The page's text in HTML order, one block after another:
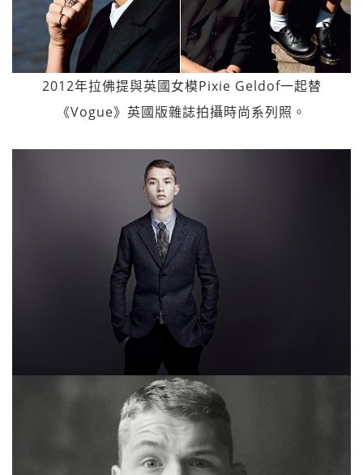
2012年拉佛提與英國女模Pixie Geldof一起替
《Vogue》英國版雜誌拍攝時尚系列照。